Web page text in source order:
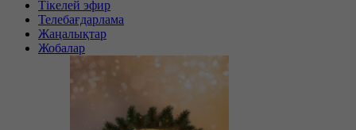
Тікелей эфир
Телебағдарлама
Жаңалықтар
Жобалар